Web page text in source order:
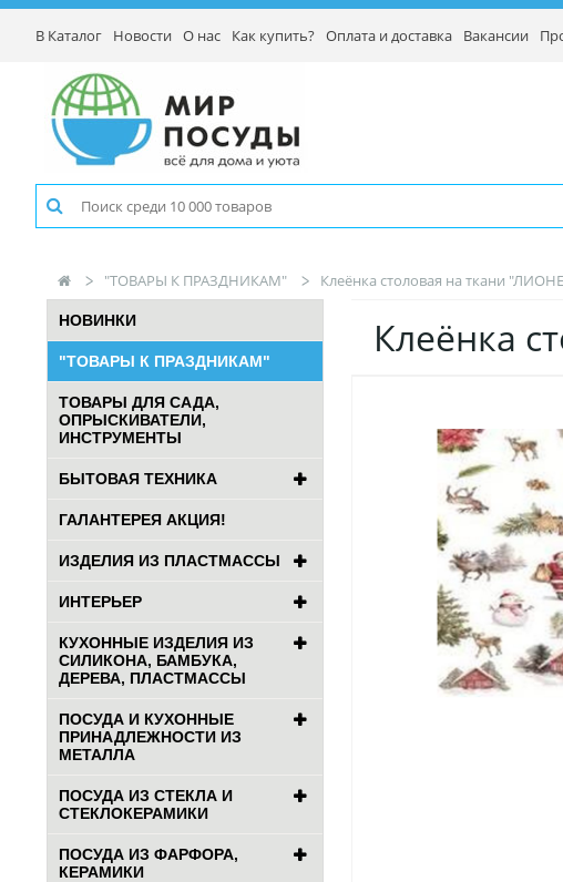
В Каталог Новости О нас Как купить? Оплата и доставка Вакансии
"ТОВАРЫ К ПРАЗДНИКАМ" Клеёнка столовая на ткани
НОВИНКИ
"ТОВАРЫ К ПРАЗДНИКАМ"
ТОВАРЫ ДЛЯ САДА,
ОПРЫСКИВАТЕЛИ,
ИНСТРУМЕНТЫ
БЫТОВАЯ ТЕХНИКА
ГАЛАНТЕРЕЯ АКЦИЯ!
ИЗДЕЛИЯ ИЗ ПЛАСТМАССЫ
ИНТЕРЬЕР
КУХОННЫЕ ИЗДЕЛИЯ ИЗ
СИЛИКОНА, БАМБУКА,
ДЕРЕВА, ПЛАСТМАССЫ
ПОСУДА И КУХОННЫЕ
ПРИНАДЛЕЖНОСТИ ИЗ
МЕТАЛЛА
ПОСУДА ИЗ СТЕКЛА И
СТЕКЛОКЕРАМИКИ
ПОСУДА ИЗ ФАРФОРА,
КЕРАМИКИ
Клеёнка